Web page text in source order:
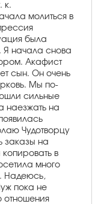
к.
молиться в
была
Я начала снова
Акафист
сын. Он очень
Мы по-
сильные
наезжать на
Чудотворцу
заказы на
в
много
Надеюсь,
пока не
отношения